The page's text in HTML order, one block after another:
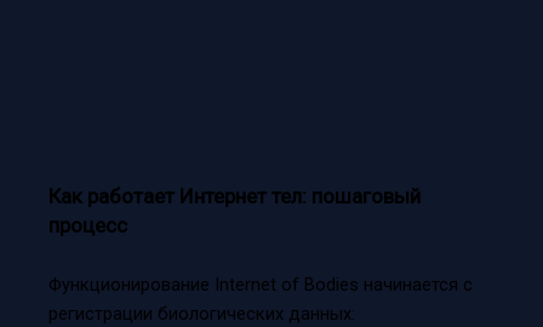
Как работает Интернет тел: пошаговый
процесс
Функционирование Internet of Bodies начинается с
регистрации биологических данных: